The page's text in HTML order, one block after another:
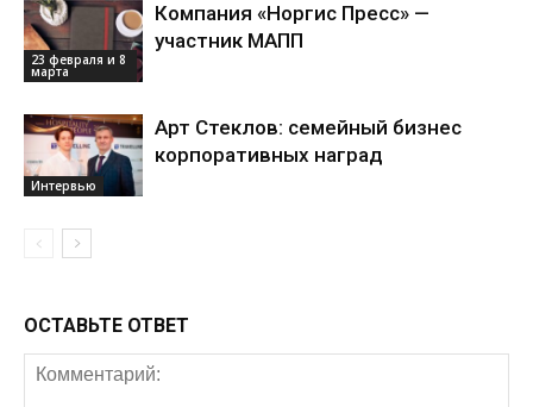
23 февраля и 8
марта
Компания «Норгис Пресс» —
участник МАПП
Интервью
Арт Стеклов: семейный бизнес
корпоративных наград
ОСТАВЬТЕ ОТВЕТ